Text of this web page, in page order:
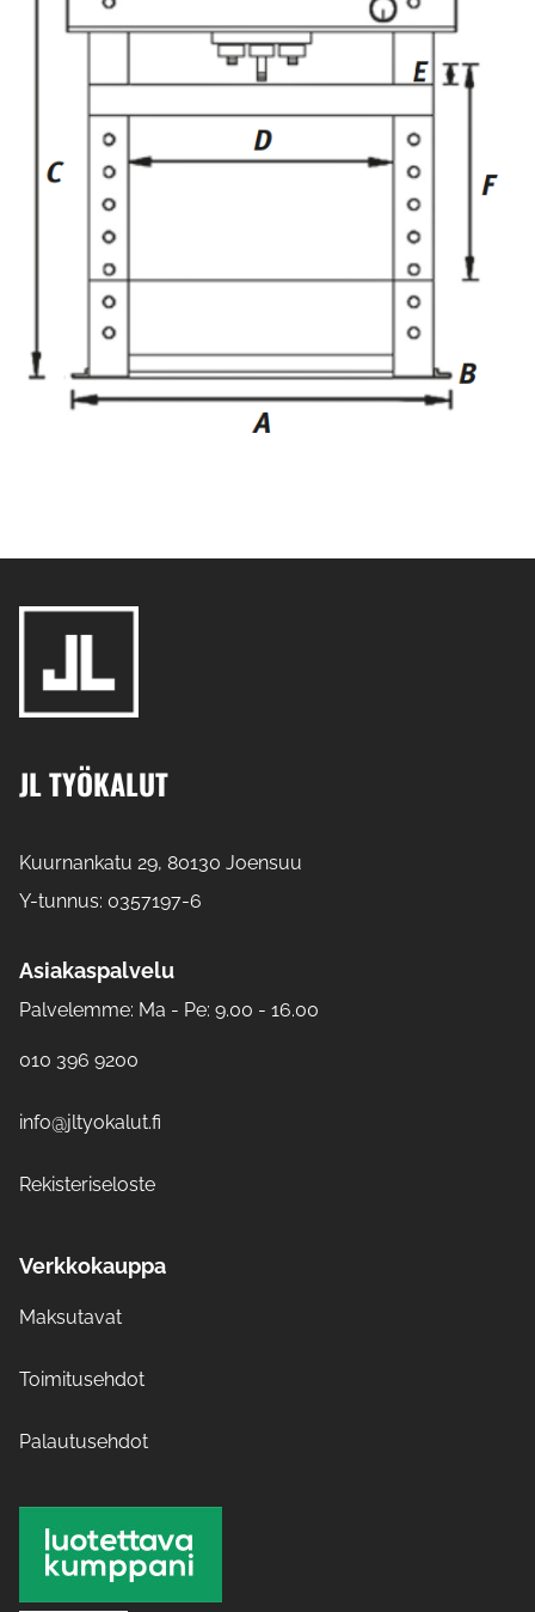
JL TYÖKALUT
Kuurnankatu 29, 80130 Joensuu
Y-tunnus: 0357197-6
Asiakaspalvelu
Palvelemme: Ma - Pe: 9.00 - 16.00
010 396 9200
info@jltyokalut.fi
Rekisteriseloste
Verkkokauppa
Maksutavat
Toimitusehdot
Palautusehdot